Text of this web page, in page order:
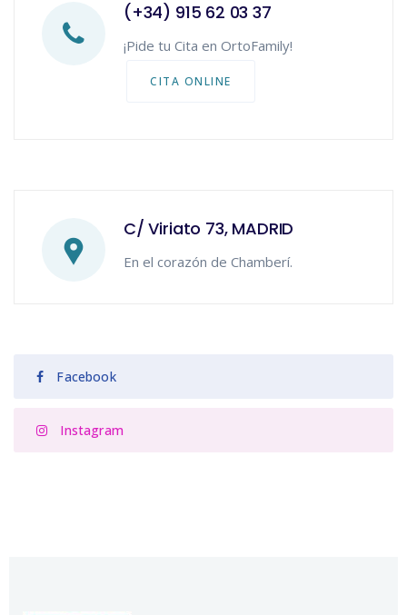
(+34) 915 62 03 37
¡Pide tu Cita en OrtoFamily!
CITA ONLINE
C/ Viriato 73, MADRID
En el corazón de Chamberí.
Facebook
Instagram